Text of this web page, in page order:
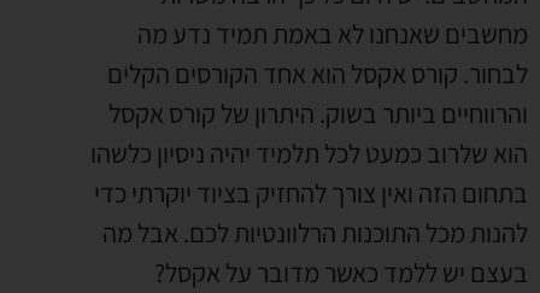
מחשבים שאנחנו לא באמת תמיד נדע מה
לבחור. קורס אקסל הוא אחד הקורסים הקלים
והרווחיים ביותר בשוק. היתרון של קורס אקסל
הוא שלרוב כמעט לכל תלמיד יהיה ניסיון כלשהו
בתחום הזה ואין צורך להחזיק בציוד יוקרתי כדי
להנות מכל התוכנות הרלוונטיות לכם. אבל מה
בעצם יש ללמד כאשר מדובר על אקסל?